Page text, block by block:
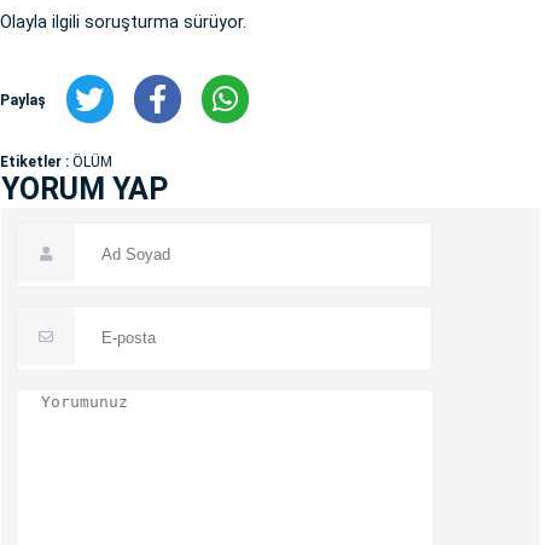
Olayla ilgili soruşturma sürüyor.
Paylaş
Etiketler : ÖLÜM
YORUM YAP